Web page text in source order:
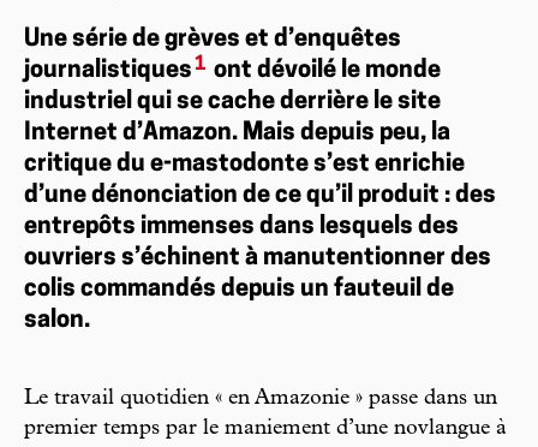
Une série de grèves et d’enquêtes
journalistiques1 ont dévoilé le monde
industriel qui se cache derrière le site
Internet d’Amazon. Mais depuis peu, la
critique du e-mastodonte s’est enrichie
d’une dénonciation de ce qu’il produit : des
entrepôts immenses dans lesquels des
ouvriers s’échinent à manutentionner des
colis commandés depuis un fauteuil de
salon.
Le travail quotidien « en Amazonie » passe dans un
premier temps par le maniement d’une novlangue à